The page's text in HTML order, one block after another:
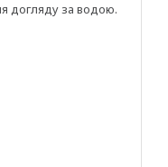
догляду за водою.